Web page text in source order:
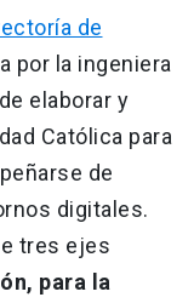
de
por la ingeniera
elaborar y
Católica para
de
digitales.
tres ejes
para la